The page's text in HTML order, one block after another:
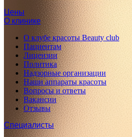
Цены
О клинике
О клубе красоты Beauty club
Пациентам
Лицензии
Политика
Надзорные организации
Наши аппараты красоты
Вопросы и ответы
Вакансии
Отзывы
Специалисты